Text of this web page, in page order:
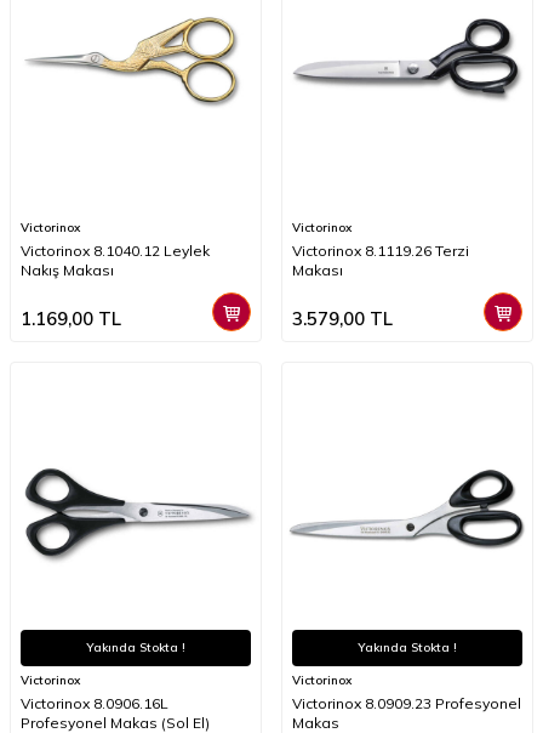
Victorinox
Victorinox 8.1040.12 Leylek
Nakış Makası
1.169,00 TL
Victorinox
Victorinox 8.1119.26 Terzi
Makası
3.579,00 TL
Yakında Stokta !
Victorinox
Victorinox 8.0906.16L
Profesyonel Makas (Sol El)
Yakında Stokta !
Victorinox
Victorinox 8.0909.23 Profesyonel
Makas